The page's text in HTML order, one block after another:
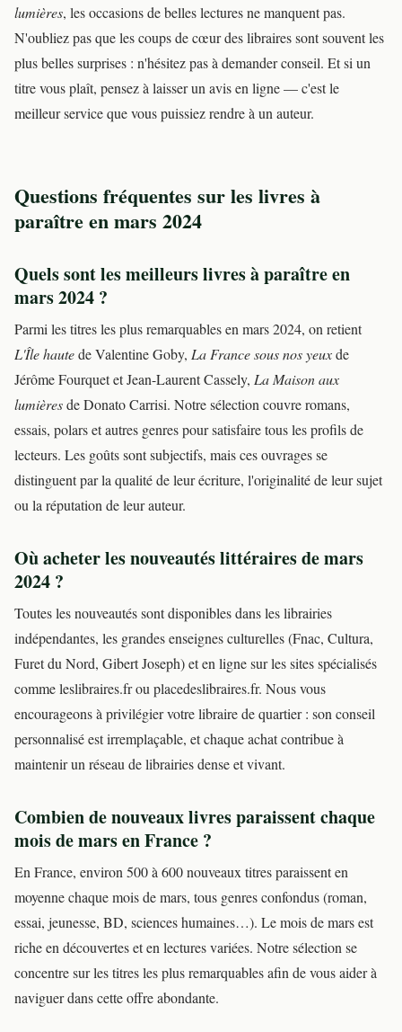
lumières, les occasions de belles lectures ne manquent pas.
N'oubliez pas que les coups de cœur des libraires sont souvent les
plus belles surprises : n'hésitez pas à demander conseil. Et si un
titre vous plaît, pensez à laisser un avis en ligne — c'est le
meilleur service que vous puissiez rendre à un auteur.
Questions fréquentes sur les livres à
paraître en mars 2024
Quels sont les meilleurs livres à paraître en
mars 2024 ?
Parmi les titres les plus remarquables en mars 2024, on retient
L'Île hautede Valentine Goby, La France sous nos yeuxde
Jérôme Fourquet et Jean-Laurent Cassely, La Maison aux
lumièresde Donato Carrisi. Notre sélection couvre romans,
essais, polars et autres genres pour satisfaire tous les profils de
lecteurs. Les goûts sont subjectifs, mais ces ouvrages se
distinguent par la qualité de leur écriture, l'originalité de leur sujet
ou la réputation de leur auteur.
Où acheter les nouveautés littéraires de mars
2024 ?
Toutes les nouveautés sont disponibles dans les librairies
indépendantes, les grandes enseignes culturelles (Fnac, Cultura,
Furet du Nord, Gibert Joseph) et en ligne sur les sites spécialisés
comme leslibraires.fr ou placedeslibraires.fr. Nous vous
encourageons à privilégier votre libraire de quartier : son conseil
personnalisé est irremplaçable, et chaque achat contribue à
maintenir un réseau de librairies dense et vivant.
Combien de nouveaux livres paraissent chaque
mois de mars en France ?
En France, environ 500 à 600 nouveaux titres paraissent en
moyenne chaque mois de mars, tous genres confondus (roman,
essai, jeunesse, BD, sciences humaines…). Le mois de mars est
riche en découvertes et en lectures variées. Notre sélection se
concentre sur les titres les plus remarquables afin de vous aider à
naviguer dans cette offre abondante.